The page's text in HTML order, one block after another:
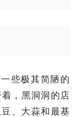
些极其简陋的
，黑洞洞的店
、大蒜和最基